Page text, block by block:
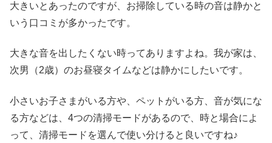
大きいとあったのですが、お掃除している時の音は静かと
いう口コミが多かったです。
大きな音を出したくない時ってありますよね。我が家は、
次男（2歳）のお昼寝タイムなどは静かにしたいです。
小さいお子さまがいる方や、ペットがいる方、音が気にな
る方などは、4つの清掃モードがあるので、時と場合によ
って、清掃モードを選んで使い分けると良いですね♪